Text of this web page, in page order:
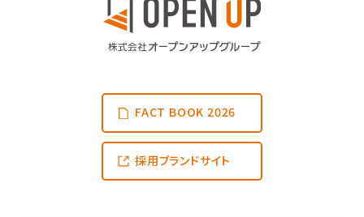
FACT BOOK 2026
採用ブランドサイト